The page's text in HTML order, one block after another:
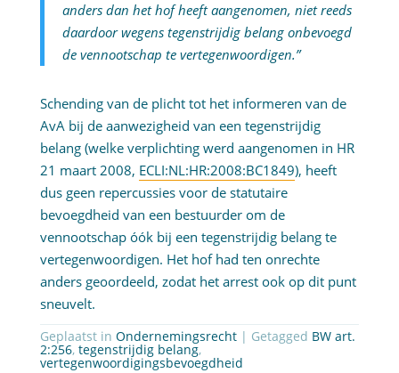
anders dan het hof heeft aangenomen, niet reeds
daardoor wegens tegenstrijdig belang onbevoegd
de vennootschap te vertegenwoordigen.”
Schending van de plicht tot het informeren van de
AvA bij de aanwezigheid van een tegenstrijdig
belang (welke verplichting werd aangenomen in HR
21 maart 2008, ECLI:NL:HR:2008:BC1849), heeft
dus geen repercussies voor de statutaire
bevoegdheid van een bestuurder om de
vennootschap óók bij een tegenstrijdig belang te
vertegenwoordigen. Het hof had ten onrechte
anders geoordeeld, zodat het arrest ook op dit punt
sneuvelt.
Geplaatst in Ondernemingsrecht| Getagged BW art.
2:256, tegenstrijdig belang,
vertegenwoordigingsbevoegdheid